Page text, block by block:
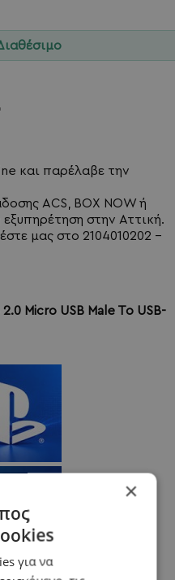
και παρέλαβε την
ACS, BOX NOW ή
στην Αττική.
μας στο 2104010202 -
Micro USB Male To USB-
×
για να